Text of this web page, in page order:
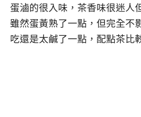
蛋滷的很入味，茶香味很迷人
雖然蛋黃熟了一點，但完全不
吃還是太鹹了一點，配點茶比